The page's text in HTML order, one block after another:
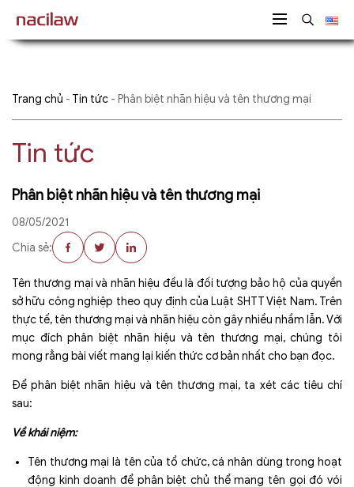
Trang chủ - Tin tức - Phân biệt nhãn hiệu và tên thương mại
Tin tức
Phân biệt nhãn hiệu và tên thương mại
08/05/2021
Chia sẻ:
Tên thương mại và nhãn hiệu đều là đối tượng bảo hộ của quyền
sở hữu công nghiệp theo quy định của Luật SHTT Việt Nam. Trên
thực tế, tên thương mại và nhãn hiệu còn gây nhiều nhầm lẫn. Với
mục đích phân biệt nhãn hiệu và tên thương mại, chúng tôi
mong rẳng bài viết mang lại kiến thức cơ bản nhất cho bạn đọc.
Để phân biệt nhãn hiệu và tên thương mại, ta xét các tiêu chí
sau:
Về khái niệm:
Tên thương mại là tên của tổ chức, cá nhân dùng trong hoạt
động kinh doanh để phân biệt chủ thể mang tên gọi đó vói